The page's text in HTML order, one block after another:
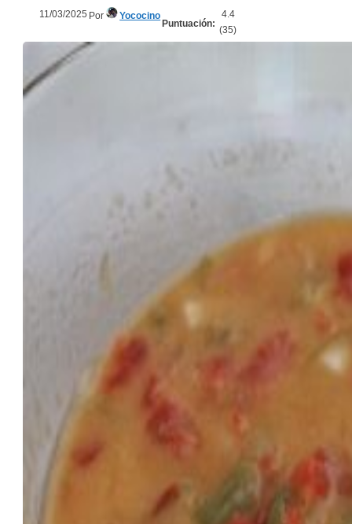
11/03/2025 Por Yococino
Puntuación:
4.4
(35)